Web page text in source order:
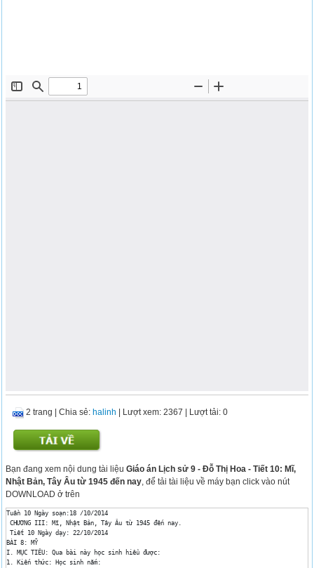
2 trang |Chia sẻ: halinh | Lượt xem: 2367 | Lượt tải: 0
Bạn đang xem nội dung tài liệuGiáo án Lịch sử 9 - Đỗ Thị Hoa - Tiết 10: Mĩ,
Nhật Bản, Tây Âu từ 1945 đến nay , để tải tài liệu về máy bạn click vào nút
DOWNLOAD ở trên
Tuần 10 Ngày soạn:18 /10/2014
CHƯƠNG III: Mĩ, Nhật Bản, Tây Âu từ 1945 đến nay.
Tiết 10 Ngày dạy: 22/10/2014
BÀI 8: MỸ
I. MỤC TIÊU: Qua bài này học sinh hiểu được:
1. Kiến thức: Học sinh nắm: